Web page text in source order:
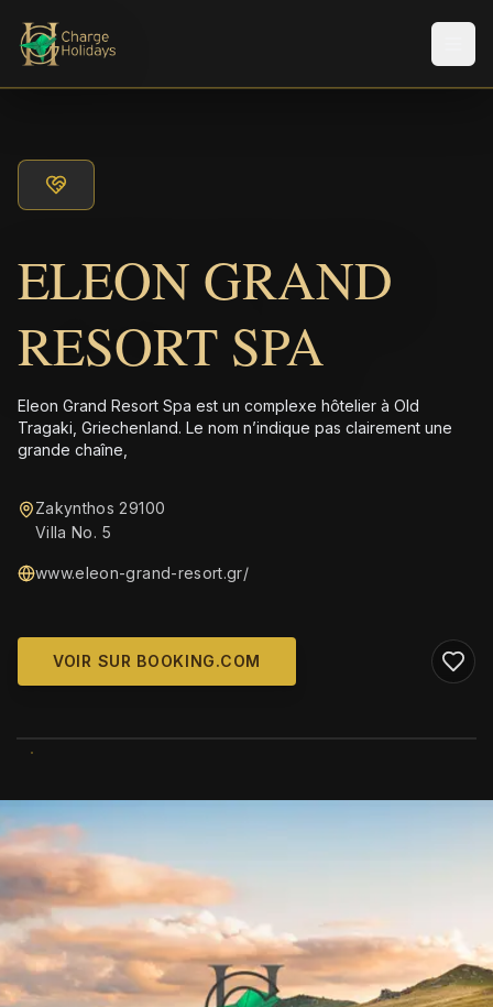
ELEON GRAND
RESORT SPA
Eleon Grand Resort Spa est un complexe hôtelier à Old
Tragaki, Griechenland. Le nom n’indique pas clairement une
grande chaîne,
Zakynthos 29100
Villa No. 5
www.eleon-grand-resort.gr/
VOIR SUR BOOKING.COM